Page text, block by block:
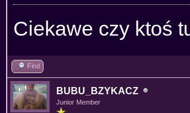
Ciekawe czy ktoś
Find
BUBU_BZYKACZ
Junior Member